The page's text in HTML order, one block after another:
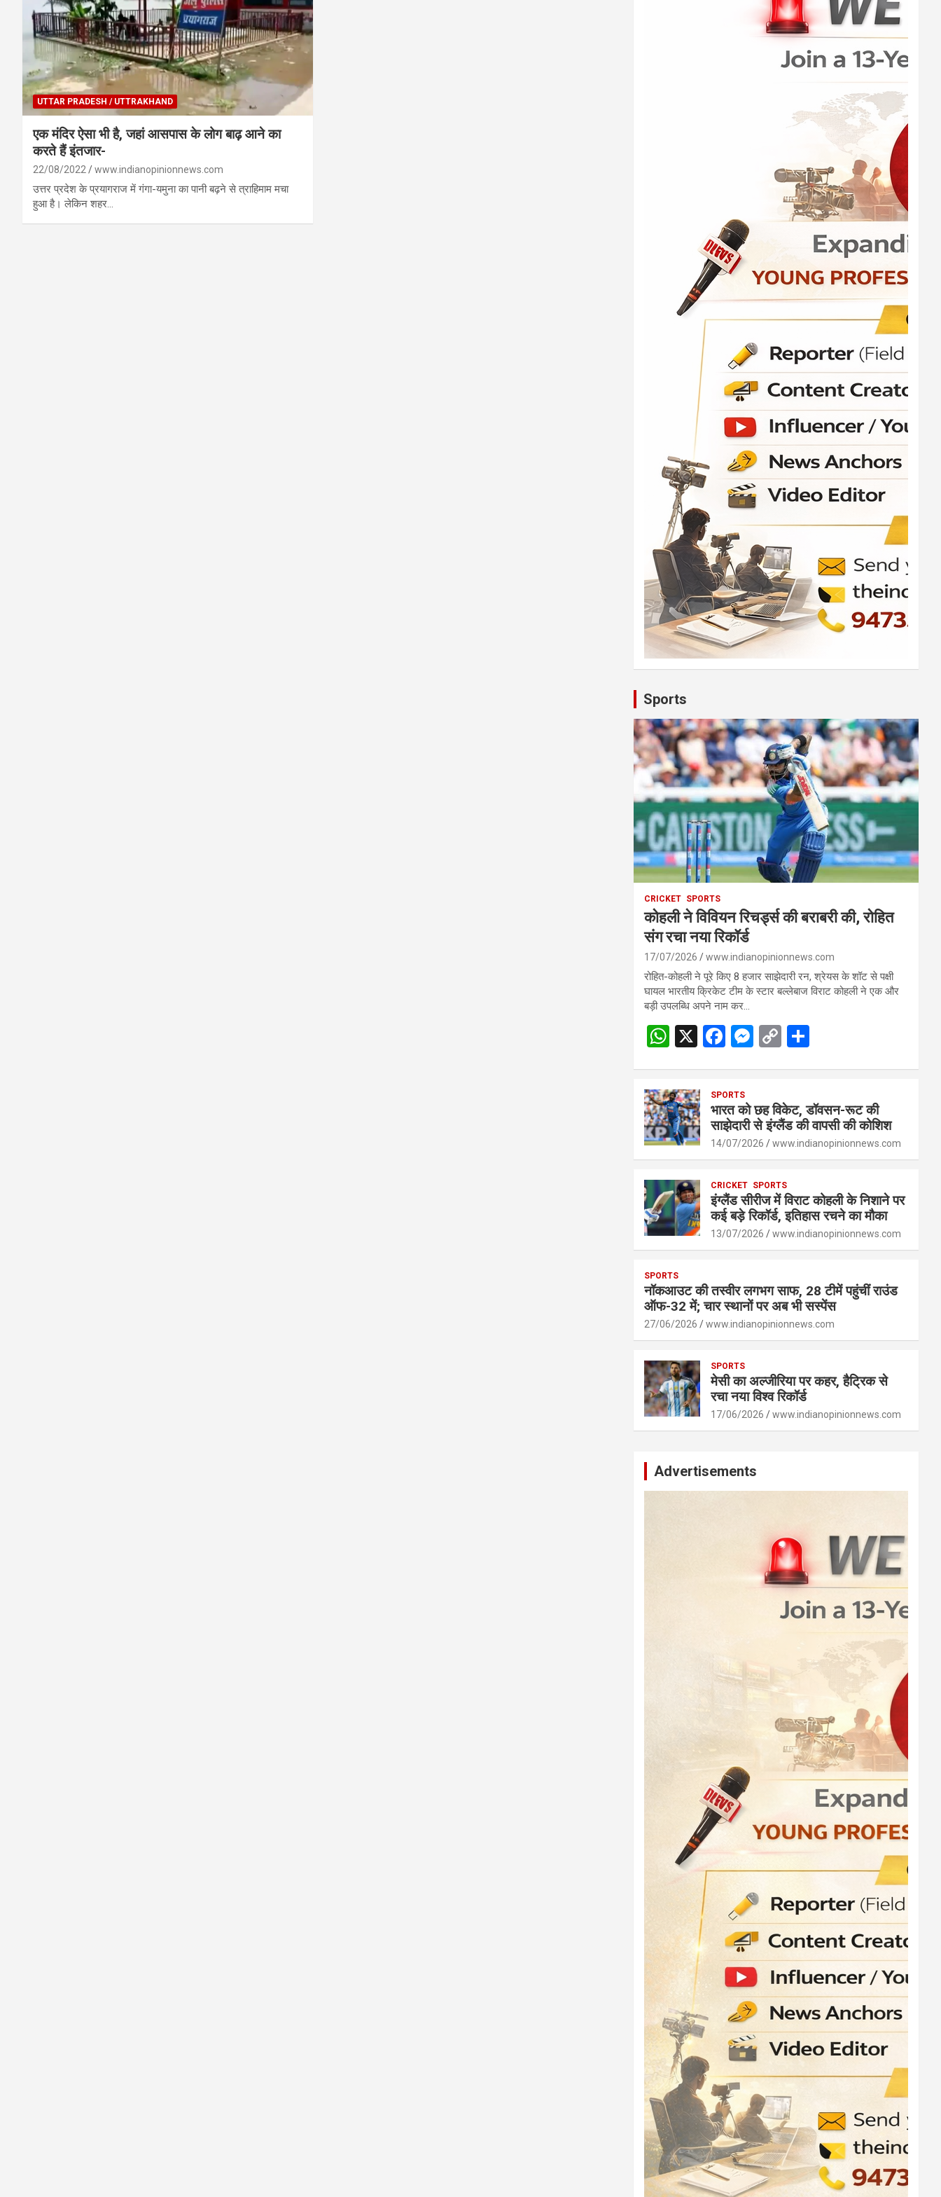
UTTAR PRADESH / UTTRAKHAND
एक मंदिर ऐसा भी है, जहां आसपास के लोग बाढ़ आने का
करते हैं इंतजार-
22/08/2022 www.indianopinionnews.com
उत्तर प्रदेश के प्रयागराज में गंगा-यमुना का पानी बढ़ने से त्राहिमाम मचा
हुआ है। लेकिन शहर…
Sports
CRICKET SPORTS
कोहली ने विवियन रिचर्ड्स की बराबरी की, रोहित
संग रचा नया रिकॉर्ड
17/07/2026 www.indianopinionnews.com
रोहित-कोहली ने पूरे किए 8 हजार साझेदारी रन, श्रेयस के शॉट से पक्षी
घायल भारतीय क्रिकेट टीम के स्टार बल्लेबाज विराट कोहली ने एक और
बड़ी उपलब्धि अपने नाम कर…
W
s
A
p
X
F
b
o
o
M
n
g
er
C
Li
n
k
e
SPORTS
भारत को छह विकेट, डॉवसन-रूट की
साझेदारी से इंग्लैंड की वापसी की कोशिश
14/07/2026 www.indianopinionnews.com
CRICKET SPORTS
इंग्लैंड सीरीज में विराट कोहली के निशाने पर
कई बड़े रिकॉर्ड, इतिहास रचने का मौका
13/07/2026 www.indianopinionnews.com
SPORTS
नॉकआउट की तस्वीर लगभग साफ, 28 टीमें पहुंचीं राउंड
ऑफ-32 में; चार स्थानों पर अब भी सस्पेंस
27/06/2026 www.indianopinionnews.com
SPORTS
मेसी का अल्जीरिया पर कहर, हैट्रिक से
रचा नया विश्व रिकॉर्ड
17/06/2026 www.indianopinionnews.com
Advertisements